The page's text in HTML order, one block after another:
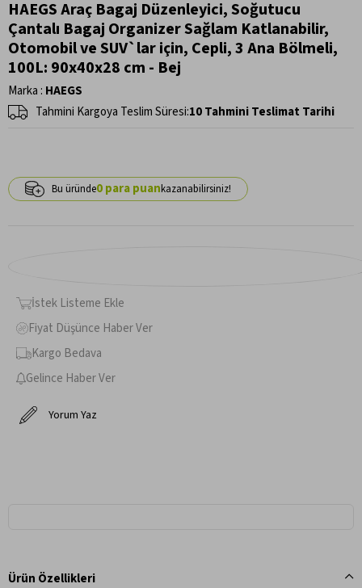
HAEGS Araç Bagaj Düzenleyici, Soğutucu
Çantalı Bagaj Organizer Sağlam Katlanabilir,
Otomobil ve SUV`lar için, Cepli, 3 Ana Bölmeli,
100L: 90x40x28 cm - Bej
Marka : HAEGS
Tahmini Kargoya Teslim Süresi:10 Tahmini Teslimat Tarihi
0
İstek Listeme Ekle
Fiyat Düşünce Haber Ver
Kargo Bedava
Gelince Haber Ver
Yorum Yaz
Ürün Özellikleri